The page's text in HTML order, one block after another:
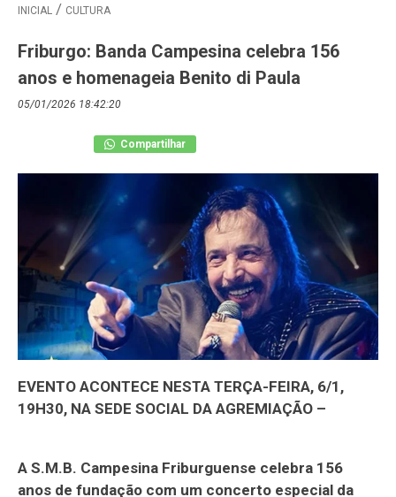
INICIAL CULTURA
Friburgo: Banda Campesina celebra 156
anos e homenageia Benito di Paula
05/01/2026 18:42:20
Compartilhar
EVENTO ACONTECE NESTA TERÇA-FEIRA, 6/1,
19H30, NA SEDE SOCIAL DA AGREMIAÇÃO –
A S.M.B. Campesina Friburguense celebra 156
anos de fundação com um concerto especial da